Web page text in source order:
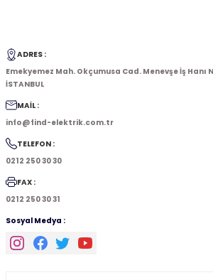
ADRES :
Emekyemez Mah. Okçumusa Cad. Menevşe İş Hanı
İSTANBUL
MAİL :
info@find-elektrik.com.tr
TELEFON :
0212 250 30 30
FAX :
0212 250 30 31
Sosyal Medya :